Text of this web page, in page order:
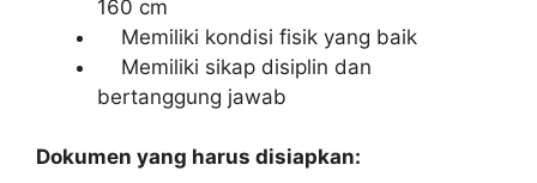
160 cm
Memiliki kondisi fisik yang baik
Memiliki sikap disiplin dan
bertanggung jawab
Dokumen yang harus disiapkan: